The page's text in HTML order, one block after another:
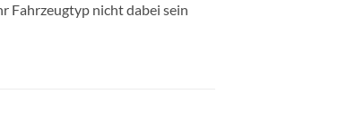
Fahrzeugtyp nicht dabei sein